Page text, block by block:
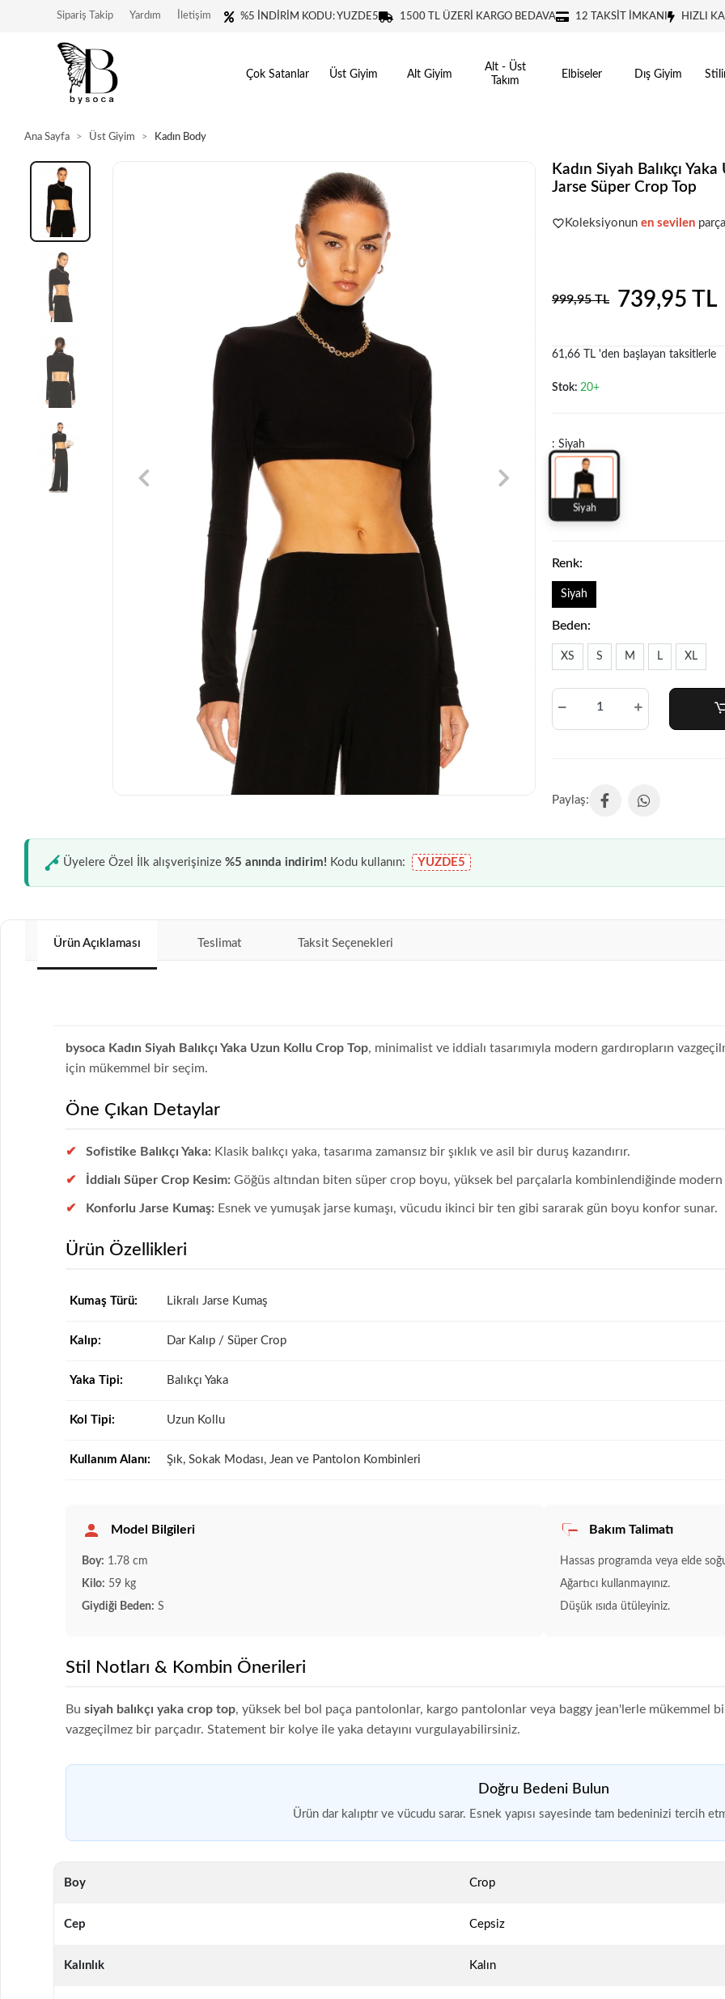
%5 İNDİRİM KODU: YUZDE5 1500 TL ÜZERİ KARGO BEDAVA 12 TAKSİT İMKANI HIZLI
Sipariş Takip Yardım İletişim
Çok Satanlar Üst Giyim Alt Giyim
Alt - Üst
Takım
Elbiseler Dış Giyim
Ana Sayfa Üst Giyim Kadın Body
Kadın Siyah Balıkçı
Jarse Süper Crop Top
Popüler seçim!Gardırobunuz
Koleksiyonun en sevilen
999,95 TL 739,95 TL
61,66 TL 'den başlayan taksitlerle
Stok: 20+
: Siyah
Siyah
Renk:
Siyah
Beden:
XS S M L XL
Üyelere Özel İlk alışverişinize%5 anında indirim! Kodu kullanın: YUZDE5
Ürün Açıklaması Teslimat Taksit Seçenekleri
bysoca Kadın Siyah Balıkçı Yaka Uzun Kollu Crop Top, minimalist ve iddialı tasarımıyla modern gardıropların
için mükemmel bir seçim.
Öne Çıkan Detaylar
Sofistike Balıkçı Yaka: Klasik balıkçı yaka, tasarıma zamansız bir şıklık ve asil bir duruş kazandırır.
İddialı Süper Crop Kesim: Göğüs altından biten süper crop boyu, yüksek bel parçalarla kombinlendiğinde modern
Konforlu Jarse Kumaş: Esnek ve yumuşak jarse kumaşı, vücudu ikinci bir ten gibi sararak gün boyu konfor sunar.
Ürün Özellikleri
Kumaş Türü: Likralı Jarse Kumaş
Kalıp: Dar Kalıp / Süper Crop
Yaka Tipi: Balıkçı Yaka
Kol Tipi: Uzun Kollu
Kullanım Alanı: Şık, Sokak Modası, Jean ve Pantolon Kombinleri
Model Bilgileri
Boy: 1.78 cm
Kilo: 59 kg
Giydiği Beden: S
Bakım Talimatı
Hassas programda veya elde
Ağartıcı kullanmayınız.
Düşük ısıda ütüleyiniz.
Stil Notları & Kombin Önerileri
Busiyah balıkçı yaka crop top, yüksek bel bol paça pantolonlar, kargo pantolonlar veya baggy jean'lerle mükemmel
vazgeçilmez bir parçadır. Statement bir kolye ile yaka detayını vurgulayabilirsiniz.
Doğru Bedeni Bulun
Ürün dar kalıptır ve vücudu sarar. Esnek yapısı sayesinde tam bedeninizi tercih
Boy Crop
Cep Cepsiz
Kalınlık Kalın